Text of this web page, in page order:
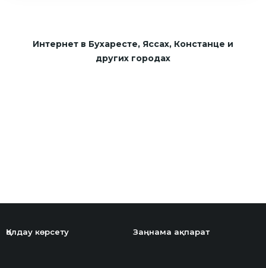
Интернет в Бухаресте, Яссах, Констанце и
других городах
Қолдау көрсету Заңнама ақпарат